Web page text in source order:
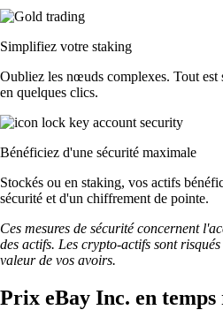
Simplifiez votre staking
Oubliez les nœuds complexes. Tout
en quelques clics.
Bénéficiez d'une sécurité maximale
Stockés ou en staking, vos actifs
sécurité et d'un chiffrement de pointe.
Ces mesures de sécurité concernent
des actifs. Les crypto-actifs sont
valeur de vos avoirs.
Prix eBay Inc. en temps